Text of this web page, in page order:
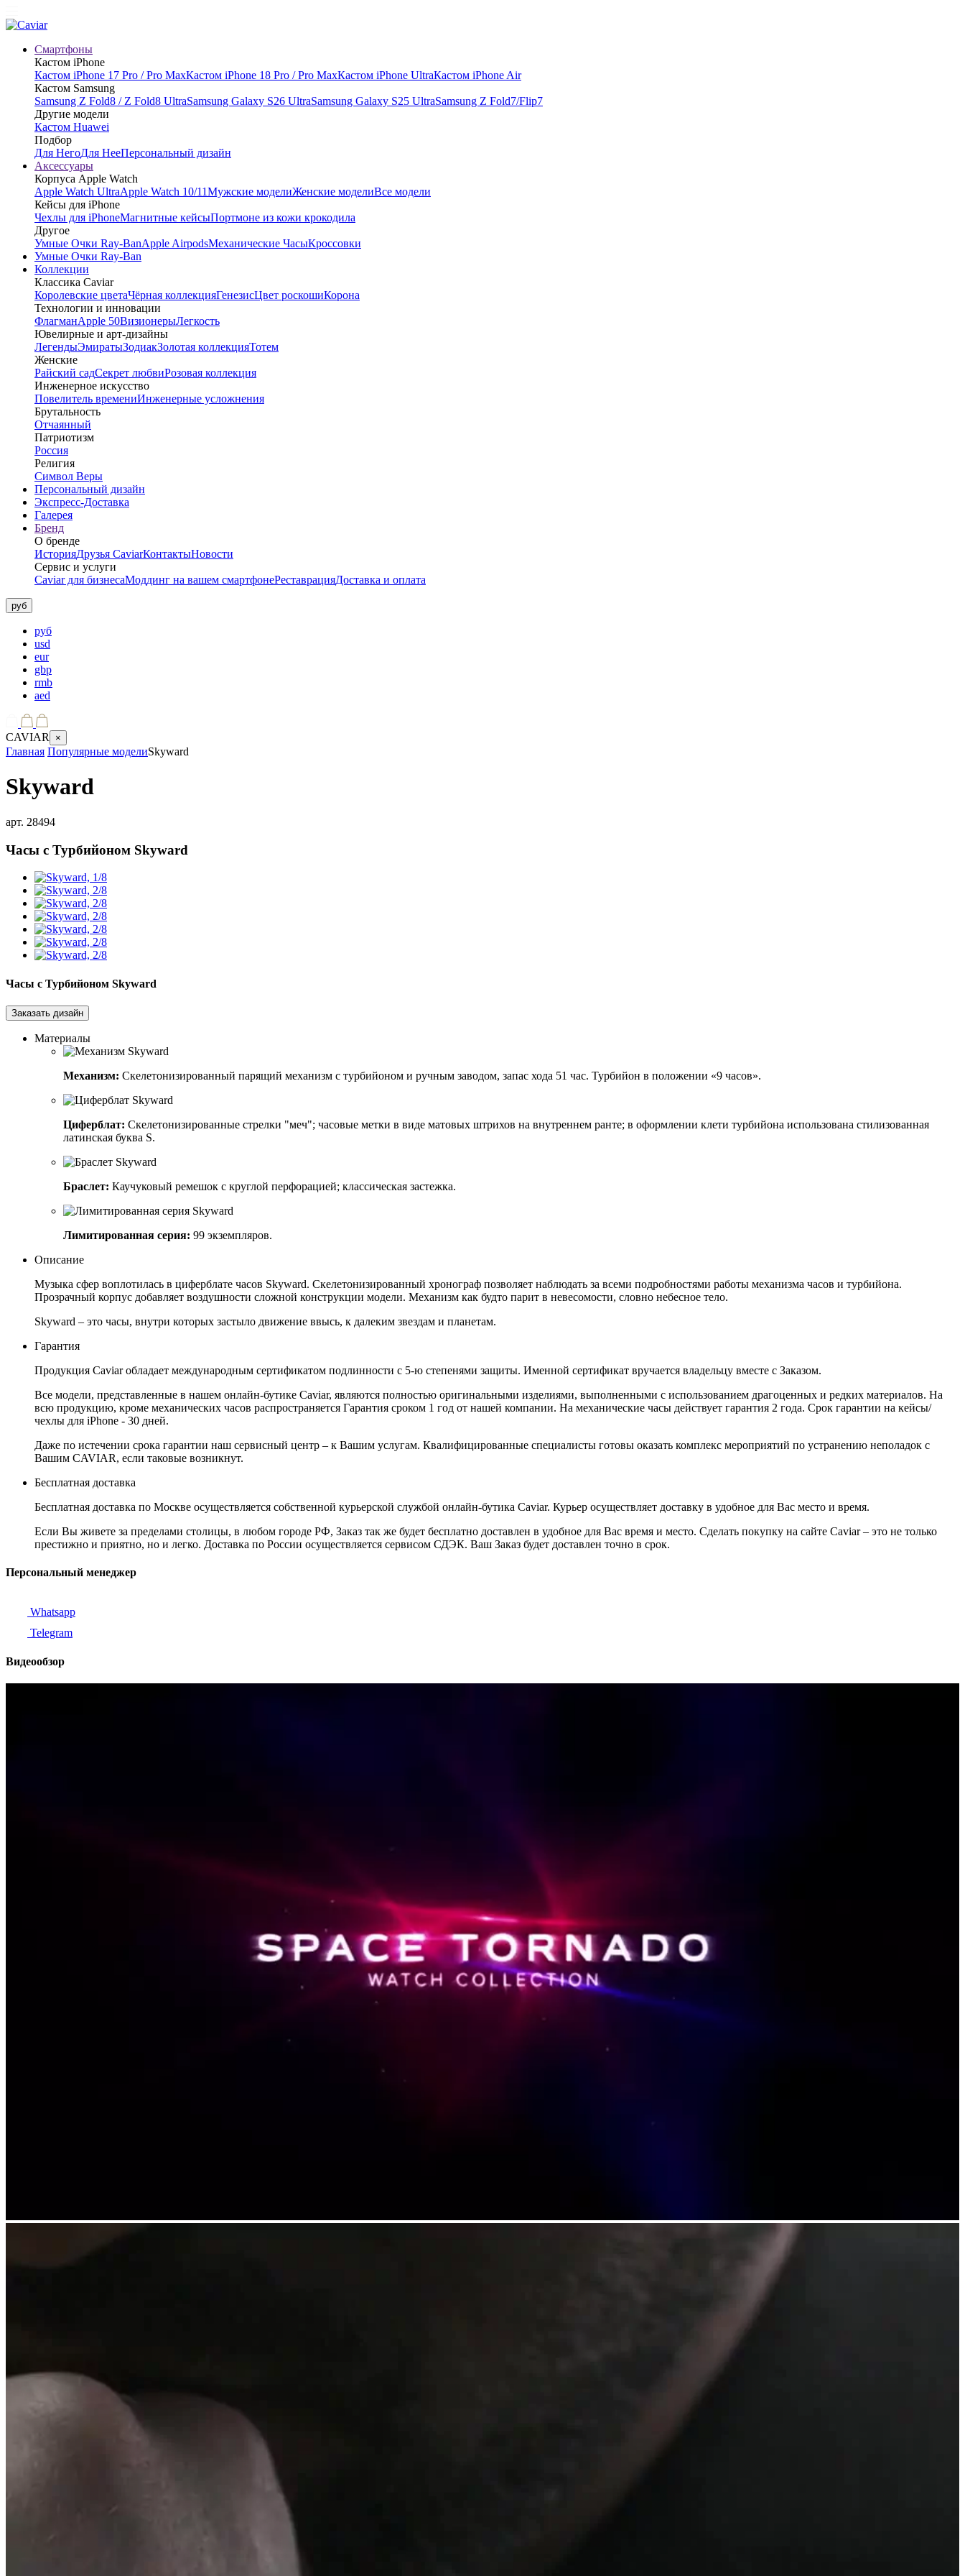
Смартфоны
Кастом iPhone
Кастом iPhone 17 Pro / Pro MaxКастом iPhone 18 Pro / Pro MaxКастом iPhone UltraКастом iPhone Air
Кастом Samsung
Samsung Z Fold8 / Z Fold8 UltraSamsung Galaxy S26 UltraSamsung Galaxy S25 UltraSamsung Z Fold7/Flip7
Другие модели
Кастом Huawei
Подбор
Для НегоДля НееПерсональный дизайн
Аксессуары
Корпуса Apple Watch
Apple Watch UltraApple Watch 10/11Мужские моделиЖенские моделиВсе модели
Кейсы для iPhone
Чехлы для iPhoneМагнитные кейсыПортмоне из кожи крокодила
Другое
Умные Очки Ray-BanApple AirpodsМеханические ЧасыКроссовки
Умные Очки Ray-Ban
Коллекции
Классика Caviar
Королевские цветаЧёрная коллекцияГенезисЦвет роскошиКорона
Технологии и инновации
ФлагманApple 50ВизионерыЛегкость
Ювелирные и арт-дизайны
ЛегендыЭмиратыЗодиакЗолотая коллекцияТотем
Женские
Райский садСекрет любвиРозовая коллекция
Инженерное искусство
Повелитель времениИнженерные усложнения
Брутальность
Отчаянный
Патриотизм
Россия
Религия
Символ Веры
Персональный дизайн
Экспресс-Доставка
Галерея
Бренд
О бренде
ИсторияДрузья CaviarКонтактыНовости
Сервис и услуги
Caviar для бизнесаМоддинг на вашем смартфонеРеставрацияДоставка и оплата
руб
руб
usd
eur
gbp
rmb
aed
CAVIAR ×
Главная Популярные моделиSkyward
Skyward
арт. 28494
Часы с Турбийоном Skyward
Часы с Турбийоном Skyward
Заказать дизайн
Материалы
Механизм: Скелетонизированный парящий механизм с турбийоном и ручным заводом, запас хода 51 час. Турбийон в положении «9 часов».
Циферблат: Cкелетонизированные стрелки "меч"; часовые метки в виде матовых штрихов на внутреннем ранте; в оформлении клети турбийона использована стилизованная
латинская буква S.
Браслет: Каучуковый ремешок с круглой перфорацией; классическая застежка.
Лимитированная серия: 99 экземпляров.
Описание
Музыка сфер воплотилась в циферблате часов Skyward. Скелетонизированный хронограф позволяет наблюдать за всеми подробностями работы механизма часов и турбийона.
Прозрачный корпус добавляет воздушности сложной конструкции модели. Механизм как будто парит в невесомости, словно небесное тело.
Skyward – это часы, внутри которых застыло движение ввысь, к далеким звездам и планетам.
Гарантия
Продукция Caviar обладает международным сертификатом подлинности с 5-ю степенями защиты. Именной сертификат вручается владельцу вместе с Заказом.
Все модели, представленные в нашем онлайн-бутике Caviar, являются полностью оригинальными изделиями, выполненными с использованием драгоценных и редких материалов. На
всю продукцию, кроме механических часов распространяется Гарантия сроком 1 год от нашей компании. На механические часы действует гарантия 2 года. Срок гарантии на кейсы/
чехлы для iPhone - 30 дней.
Даже по истечении срока гарантии наш сервисный центр – к Вашим услугам. Квалифицированные специалисты готовы оказать комплекс мероприятий по устранению неполадок с
Вашим CAVIAR, если таковые возникнут.
Бесплатная доставка
Бесплатная доставка по Москве осуществляется собственной курьерской службой онлайн-бутика Caviar. Курьер осуществляет доставку в удобное для Вас место и время.
Если Вы живете за пределами столицы, в любом городе РФ, Заказ так же будет бесплатно доставлен в удобное для Вас время и место. Сделать покупку на сайте Caviar – это не только
престижно и приятно, но и легко. Доставка по России осуществляется сервисом СДЭК. Ваш Заказ будет доставлен точно в срок.
Персональный менеджер
Whatsapp
Telegram
Видеообзор